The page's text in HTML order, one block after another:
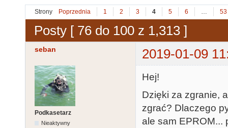
Strony Poprzednia 1 2 3 4 5 6 … 53
Posty [ 76 do 100 z 1,313 ]
seban 2019-01-09
Podkasetarz
Nieaktywny
Hej!
Dzięki za zgranie,
zgrać? Dlaczego
ale sam EPROM...